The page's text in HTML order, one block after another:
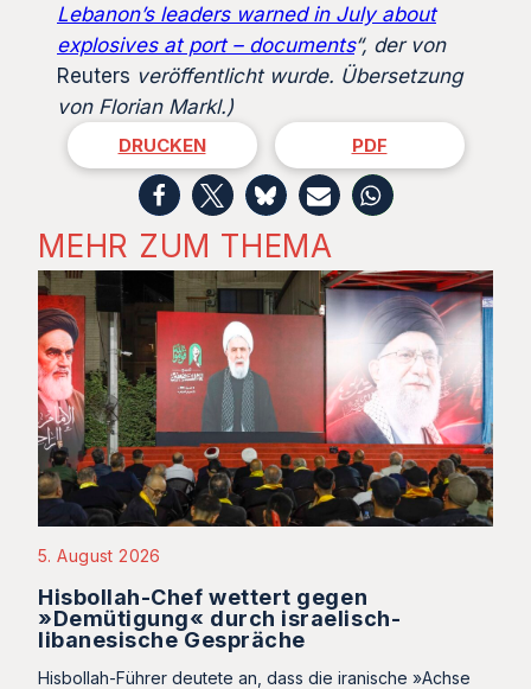
Lebanon’s leaders warned in July about
explosives at port – documents“, der von
Reuters veröffentlicht wurde. Übersetzung
von Florian Markl.)
DRUCKEN PDF
MEHR ZUM THEMA
5. August 2026
Hisbollah-Chef wettert gegen
»Demütigung« durch israelisch-
libanesische Gespräche
Hisbollah-Führer deutete an, dass die iranische »Achse